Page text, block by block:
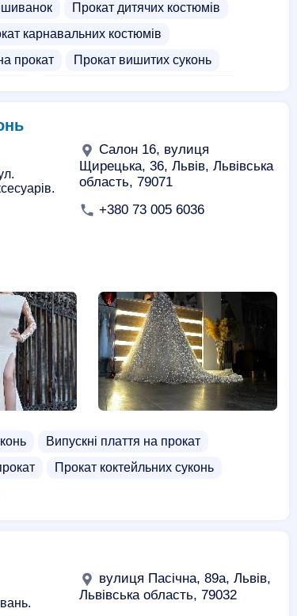
Прокат дитячих костюмів
карнавальних костюмів
прокат
Прокат вишитих суконь
прокат
речі на прокат
Костилі на прокат
Прокат шуб
Шоломи оренда
Костюм капусти
Салон 16, вулиця
Щирецька, 36, Львів, Львівська
область, 79071
+380 73 005 6036
Випускні плаття на прокат
Прокат коктейльних суконь
вулиця Пасічна, 89а, Львів,
Львівська область, 79032